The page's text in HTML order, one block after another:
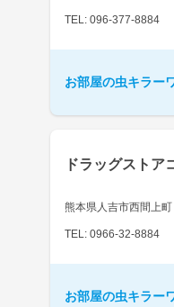
TEL: 096-377-8884
お部屋の虫キラー
ドラッグストア
熊本県人吉市西間上町
TEL: 0966-32-8884
お部屋の虫キラー